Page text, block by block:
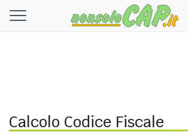
Calcolo Codice Fiscale